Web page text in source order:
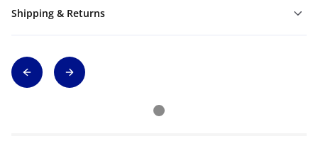
Shipping & Returns